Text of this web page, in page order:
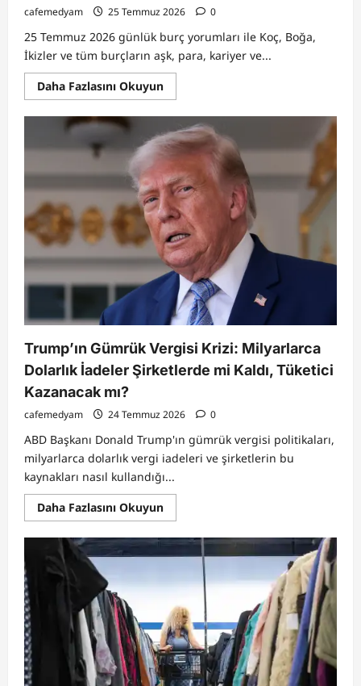
cafemedyam 25 Temmuz 2026 0
25 Temmuz 2026 günlük burç yorumları ile Koç, Boğa,
İkizler ve tüm burçların aşk, para, kariyer ve...
Daha Fazlasını OkuyunRead
more
25
Temmuz
2026
Günlük
Burç
Yorumları:
Aşk,
Para
ve
Kariyerde
Burçları
Neler
Bekliyor?
Trump’ın Gümrük Vergisi Krizi: Milyarlarca
Dolarlık İadeler Şirketlerde mi Kaldı, Tüketici
Kazanacak mı?
cafemedyam 24 Temmuz 2026 0
ABD Başkanı Donald Trump'ın gümrük vergisi politikaları,
milyarlarca dolarlık vergi iadeleri ve şirketlerin bu
kaynakları nasıl kullandığı...
Daha Fazlasını OkuyunRead
more
Trump’ın
Gümrük
Milyarlarca
Dolarlık
İadeler
Şirketlerde
mi
Kaldı,
Tüketici
Kazanacak
mı?